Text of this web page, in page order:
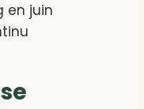
en juin